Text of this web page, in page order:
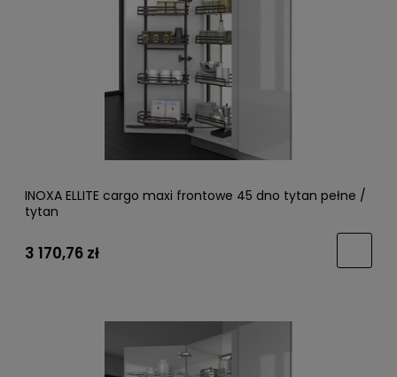
INOXA ELLITE cargo maxi frontowe 45 dno tytan pełne /
tytan
3 170,76 zł